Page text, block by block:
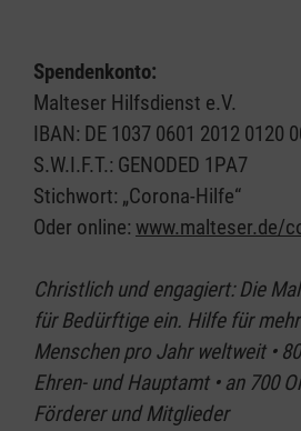
Spendenkonto:
Malteser Hilfsdienst e.V.
IBAN: DE 1037 0601 2012 0120
S.W.I.F.T.: GENODED 1PA7
Stichwort: „Corona-Hilfe“
Oder online: www.malteser.de/
Christlich und engagiert: Die
für Bedürftige ein. Hilfe für
Menschen pro Jahr weltweit •
Ehren- und Hauptamt • an 700
Förderer und Mitglieder